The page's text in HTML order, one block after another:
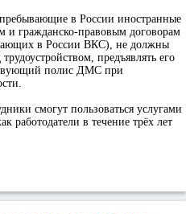
в России иностранные
и гражданско-правовым договорам
в России ВКС), не должны
предъявлять его
полис ДМС при
смогут пользоваться услугами
работодатели в течение трёх лет